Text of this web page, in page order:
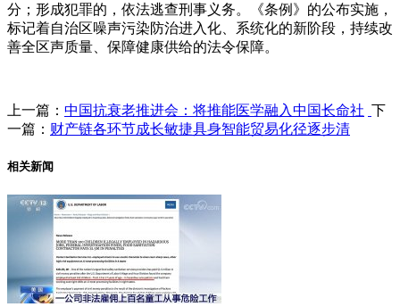
分；形成犯罪的，依法逃查刑事义务。《条例》的公布实施，
标记着自治区噪声污染防治进入化、系统化的新阶段，持续改
善全区声质量、保障健康供给的法令保障。
上一篇： 中国抗衰老推进会：将推能医学融入中国长命社 下
一篇： 财产链各环节成长敏捷具身智能贸易化径逐步清
相关新闻